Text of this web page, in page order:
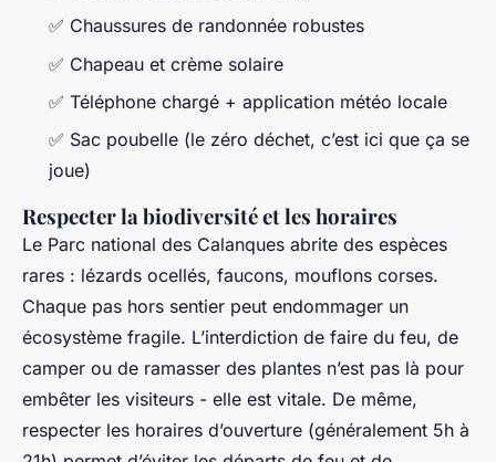
✅ Chaussures de randonnée robustes
✅ Chapeau et crème solaire
✅ Téléphone chargé + application météo locale
✅ Sac poubelle (le zéro déchet, c’est ici que ça se
joue)
Respecter la biodiversité et les horaires
Le Parc national des Calanques abrite des espèces
rares : lézards ocellés, faucons, mouflons corses.
Chaque pas hors sentier peut endommager un
écosystème fragile. L’interdiction de faire du feu, de
camper ou de ramasser des plantes n’est pas là pour
embêter les visiteurs - elle est vitale. De même,
respecter les horaires d’ouverture (généralement 5h à